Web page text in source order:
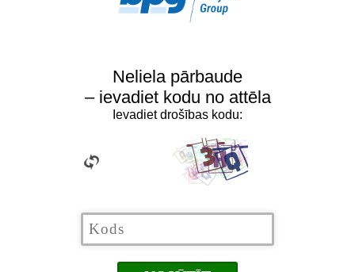
Neliela pārbaude
– ievadiet kodu no attēla
Ievadiet drošības kodu: